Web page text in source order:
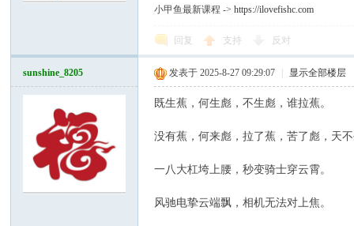
小甲鱼最新课程 ->https://ilovefishc.com
回复 支持 反对
sunshine_8205 发表于 2025-8-27 09:29:07 显示全部楼层
既生蕉，何生彪，不生彪，谁拉蕉。
没有蕉，何来彪，拉了蕉，苦了彪，天
一八大杠垮上腰，秒变骑士穿云霄。
风驰电挚云端飘，相机无法对上焦。